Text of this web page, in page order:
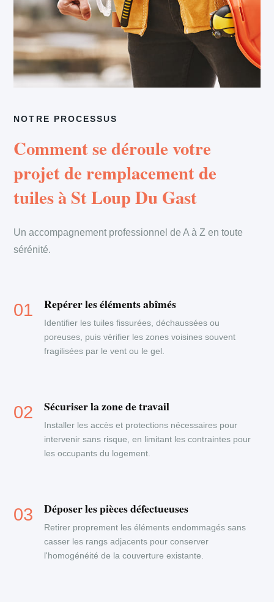
NOTRE PROCESSUS
Comment se déroule votre
projet de remplacement de
tuiles à St Loup Du Gast
Un accompagnement professionnel de A à Z en toute
sérénité.
Repérer les éléments abîmés
Identifier les tuiles fissurées, déchaussées ou
poreuses, puis vérifier les zones voisines souvent
fragilisées par le vent ou le gel.
Sécuriser la zone de travail
Installer les accès et protections nécessaires pour
intervenir sans risque, en limitant les contraintes pour
les occupants du logement.
Déposer les pièces défectueuses
Retirer proprement les éléments endommagés sans
casser les rangs adjacents pour conserver
l'homogénéité de la couverture existante.